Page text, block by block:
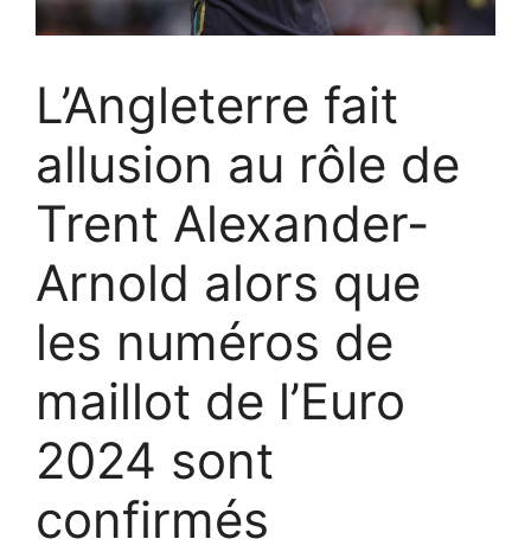
L’Angleterre fait
allusion au rôle de
Trent Alexander-
Arnold alors que
les numéros de
maillot de l’Euro
2024 sont
confirmés